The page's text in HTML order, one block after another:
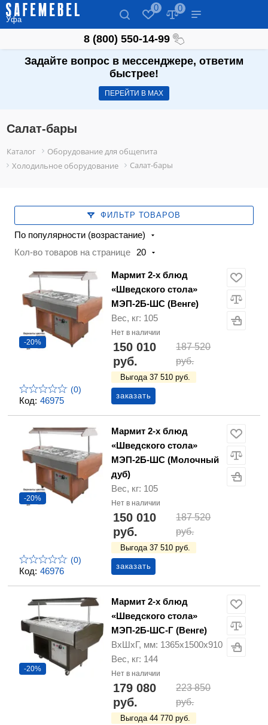
Уфа
0 0
8 (800) 550-14-99
Задайте вопрос в мессенджере, ответим
быстрее!
ПЕРЕЙТИ В МАХ
Салат-бары
Каталог
Оборудование для общепита
Холодильное оборудование
Салат-бары
ФИЛЬТР ТОВАРОВ
По популярности (возрастание)
Кол-во товаров на странице
20
Код: 46975
-20%
(0)
Мармит 2-х блюд
«Шведского стола»
МЭП-2Б-ШС (Венге)
Вес, кг: 105
Нет в наличии
150 010
руб.
187 520
руб.
Выгода 37 510 руб.
заказать
Код: 46976
-20%
(0)
Мармит 2-х блюд
«Шведского стола»
МЭП-2Б-ШС (Молочный
дуб)
Вес, кг: 105
Нет в наличии
150 010
руб.
187 520
руб.
Выгода 37 510 руб.
заказать
-20%
Мармит 2-х блюд
«Шведского стола»
МЭП-2Б-ШС-Г (Венге)
ВхШхГ, мм: 1365х1500х910
Вес, кг: 144
Нет в наличии
179 080
руб.
223 850
руб.
Выгода 44 770 руб.